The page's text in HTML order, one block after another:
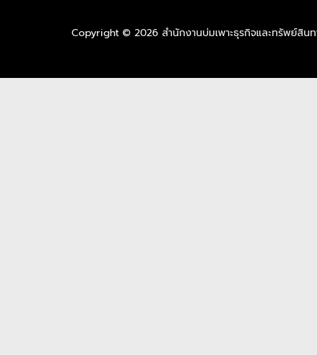
Copyright © 2026 สำนักงานบ่มเพาะธุรกิจและทรัพย์สิ